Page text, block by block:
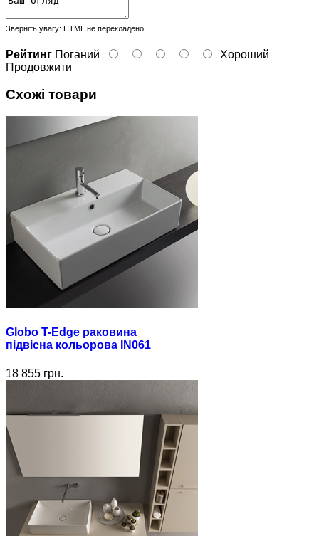
Зверніть увагу: HTML не перекладено!
Рейтинг Поганий
Хороший
Продовжити
Схожі товари
Globo T-Edge раковина
підвісна кольорова IN061
18 855 грн.